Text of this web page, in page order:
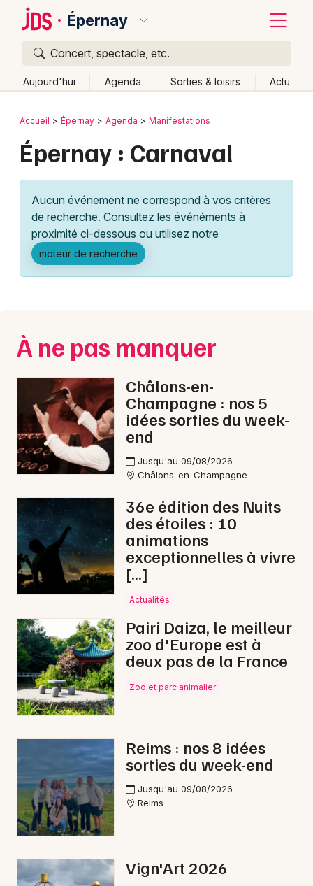
Épernay
Concert, spectacle, etc.
Aujourd'hui Agenda Sorties & loisirs Actu
Publier un événement
Grands événements
Activité & Expérience
Manifestations
Spectacles
Concerts
Sports
Soirées
Sorties famille
Expos
Sorties & loisirs
Carnaval dans la Marne
Carnaval dans le Grand Est
Artistes en tournée
Actus à Épernay
Magazine à Épernay
Bordeaux
Lille
Lyon
Marseille
Nantes
Nice
Paris
Strasbourg
Toulouse
Retour
Accueil Épernay Agenda Manifestations
Épernay : Carnaval
Aucun événement ne correspond à vos critères
de recherche. Consultez les événéments à
proximité ci-dessous ou utilisez notre
moteur de recherche
À ne pas manquer
Châlons-en-
Champagne : nos 5
idées sorties du week-
end
Jusqu'au 09/08/2026
Châlons-en-Champagne
36e édition des Nuits
des étoiles : 10
animations
exceptionnelles à vivre
[…]
Actualités
Pairi Daiza, le meilleur
zoo d'Europe est à
deux pas de la France
Zoo et parc animalier
Reims : nos 8 idées
sorties du week-end
Jusqu'au 09/08/2026
Reims
Vign'Art 2026
Quoi ?
Où ?
Épernay et alentours
Champagne-Ardenne
Partout
Près de moi
Quand ?
Effacer les dates